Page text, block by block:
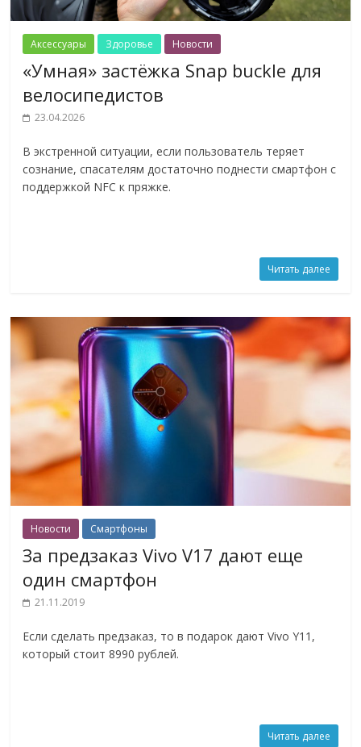
Аксессуары Здоровье Новости
«Умная» застёжка Snap buckle для
велосипедистов
23.04.2026
В экстренной ситуации, если пользователь теряет
сознание, спасателям достаточно поднести смартфон с
поддержкой NFC к пряжке.
Читать далее
Новости Смартфоны
За предзаказ Vivo V17 дают еще
один смартфон
21.11.2019
Если сделать предзаказ, то в подарок дают Vivo Y11,
который стоит 8990 рублей.
Читать далее